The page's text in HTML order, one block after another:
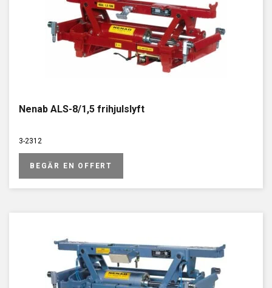
Nenab ALS-8/1,5 frihjulslyft
3-2312
BEGÄR EN OFFERT